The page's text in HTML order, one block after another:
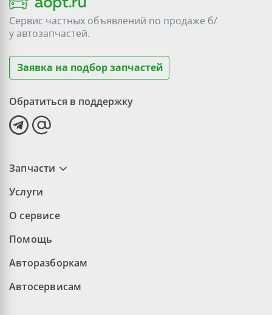
Сервис частных объявлений по продаже б/
уавтозапчастей.
Заявка на подбор запчастей
Обратиться в поддержку
Запчасти
Услуги
О сервисе
Помощь
Авторазборкам
Автосервисам